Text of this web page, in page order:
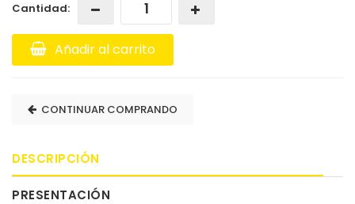
Cantidad:
Añadir al carrito
CONTINUAR COMPRANDO
DESCRIPCIÓN
PRESENTACIÓN